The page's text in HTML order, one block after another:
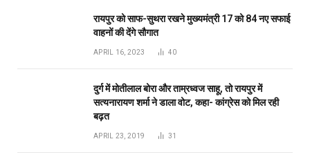
रायपुर को साफ-सुथरा रखने मुख्यमंत्री 17 को 84 नए सफाई
वाहनों की देंगे सौगात
APRIL 16, 2023 40
दुर्ग में मोतीलाल बोरा और ताम्रध्वज साहू, तो रायपुर में
सत्यनारायण शर्मा ने डाला वोट, कहा- कांग्रेस को मिल रही
बढ़त
APRIL 23, 2019 31